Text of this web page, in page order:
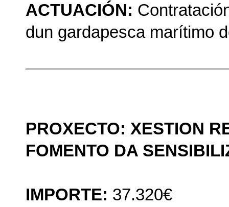
ACTUACIÓN:
dun gardapesca marítimo
PROXECTO: XESTION
FOMENTO DA
IMPORTE: 37.320€